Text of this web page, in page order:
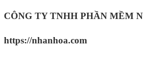
CÔNG TY TNHH PHẦN MỀM
https://nhanhoa.com